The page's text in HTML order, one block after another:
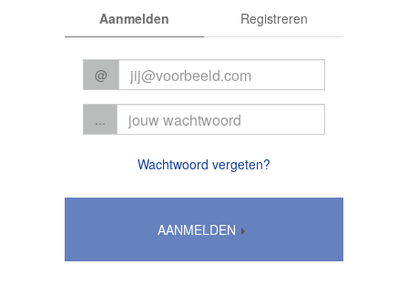
Aanmelden Registreren
@
...
Wachtwoord vergeten?
AANMELDEN
Algemene voorwaarden|Privacy